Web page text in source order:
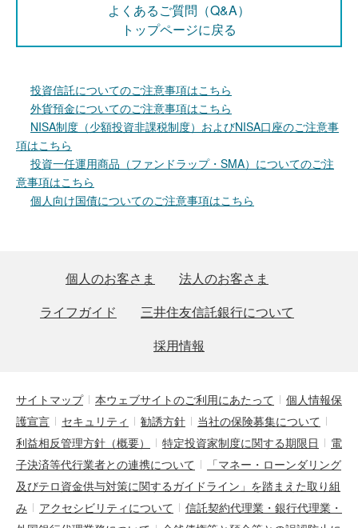
よくあるご質問（Q&A）
トップページに戻る
投資信託についてのご注意事項はこちら
外貨預金についてのご注意事項はこちら
NISA制度（少額投資非課税制度）およびNISA口座のご注意事
項はこちら
投資一任運用商品（ファンドラップ・SMA）についてのご注
意事項はこちら
個人向け国債についてのご注意事項はこちら
個人のお客さま
法人のお客さま
ライフガイド
三井住友信託銀行について
採用情報
サイトマップ 本ウェブサイトのご利用にあたって
個人情報保
護宣言
セキュリティ 勧誘方針
当社の保険募集について
利益相反管理方針（概要）
特定投資家制度に関する期限日
電
子決済等代行業者との連携について
「マネー・ローンダリング
及びテロ資金供与対策に関するガイドライン」を踏まえた取り組
み
アクセシビリティについて
信託契約代理業・銀行代理業・